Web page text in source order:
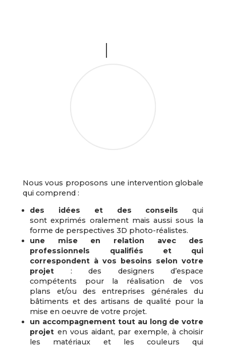
Nous vous proposons une intervention globale
qui comprend :
des idées et des conseils qui
sont exprimés oralement mais aussi sous la
forme de perspectives 3D photo-réalistes.
une mise en relation avec des
professionnels qualifiés et qui
correspondent à vos besoins selon votre
projet : des designers d’espace
compétents pour la réalisation de vos
plans et/ou des entreprises générales du
bâtiments et des artisans de qualité pour la
mise en oeuvre de votre projet.
un accompagnement tout au long de votre
projet en vous aidant, par exemple, à choisir
les matériaux et les couleurs qui